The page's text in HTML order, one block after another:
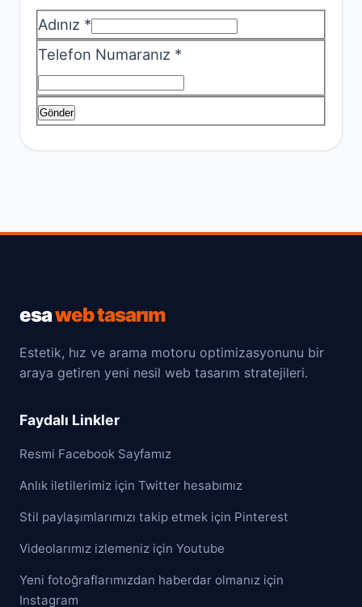
Adınız *
Telefon Numaranız *
Gönder
esaweb tasarım
Estetik, hız ve arama motoru optimizasyonunu bir
araya getiren yeni nesil web tasarım stratejileri.
Faydalı Linkler
Resmi Facebook Sayfamız
Anlık iletilerimiz için Twitter hesabımız
Stil paylaşımlarımızı takip etmek için Pinterest
Videolarımız izlemeniz için Youtube
Yeni fotoğraflarımızdan haberdar olmanız için
Instagram